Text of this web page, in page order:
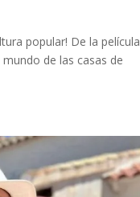
popular! De la película
mundo de las casas de